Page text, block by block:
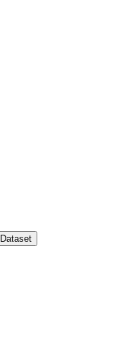
Dataset